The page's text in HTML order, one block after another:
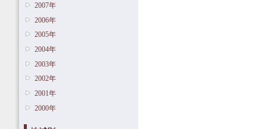
2007年
2006年
2005年
2004年
2003年
2002年
2001年
2000年